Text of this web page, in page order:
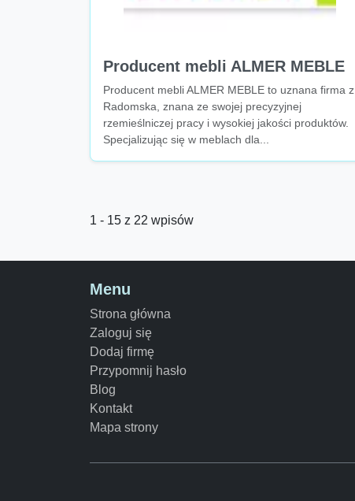
Producent mebli ALMER MEBLE
Producent mebli ALMER MEBLE to uznana firma z
Radomska, znana ze swojej precyzyjnej
rzemieślniczej pracy i wysokiej jakości produktów.
Specjalizując się w meblach dla...
1 - 15 z 22 wpisów
Menu
Strona główna
Zaloguj się
Dodaj firmę
Przypomnij hasło
Blog
Kontakt
Mapa strony